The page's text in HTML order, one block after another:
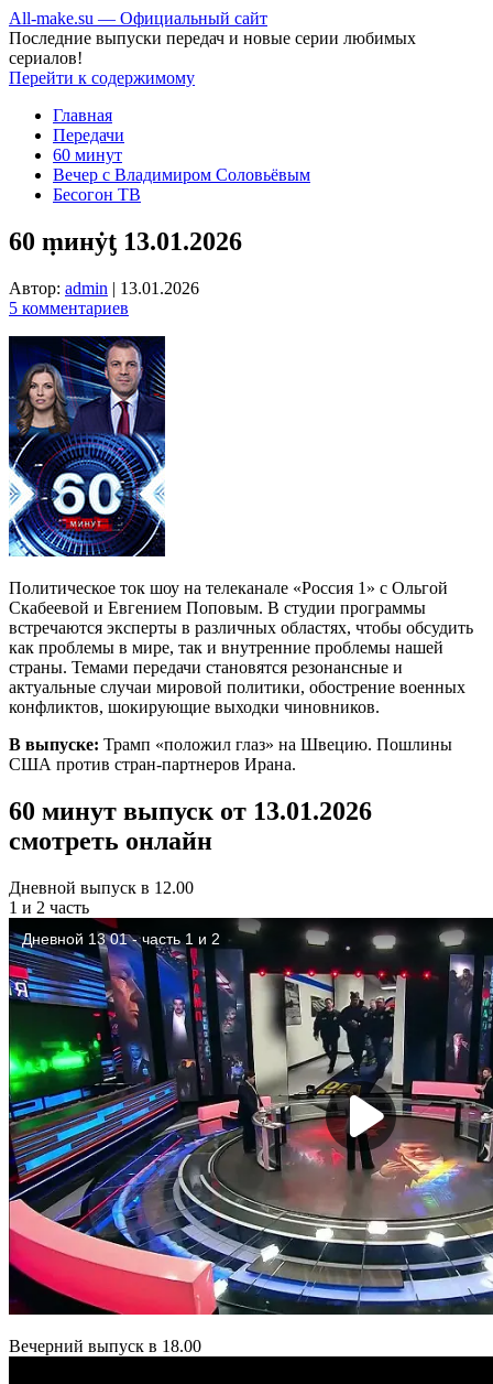
All-make.su — Официальный сайт
Последние выпуски передач и новые серии любимых
сериалов!
Перейти к содержимому
Главная
Передачи
60 минут
Вечер с Владимиром Соловьёвым
Бесогон ТВ
60 ṃинẏƫ 13.01.2026
Автор: admin | 13.01.2026
5 комментариев
Политическое ток шоу на телеканале «Россия 1» с Ольгой
Скабеевой и Евгением Поповым. В студии программы
встречаются эксперты в различных областях, чтобы обсудить
как проблемы в мире, так и внутренние проблемы нашей
страны. Темами передачи становятся резонансные и
актуальные случаи мировой политики, обострение военных
конфликтов, шокирующие выходки чиновников.
В выпуске: Трамп «положил глаз» на Швецию. Пошлины
США против стран-партнеров Ирана.
60 минут выпуск от 13.01.2026
смотреть онлайн
Дневной выпуск в 12.00
1 и 2 часть
Вечерний выпуск в 18.00